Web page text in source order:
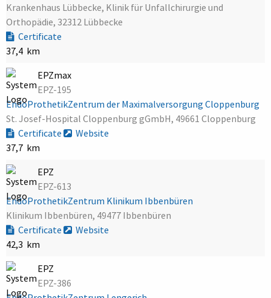
Krankenhaus Lübbecke, Klinik für Unfallchirurgie und
Orthopädie, 32312 Lübbecke
Certificate
37,4 km
EPZmax
EPZ-195
EndoProthetikZentrum der Maximalversorgung Cloppenburg
St. Josef-Hospital Cloppenburg gGmbH, 49661 Cloppenburg
Certificate
Website
37,7 km
EPZ
EPZ-613
EndoProthetikZentrum Klinikum Ibbenbüren
Klinikum Ibbenbüren, 49477 Ibbenbüren
Certificate
Website
42,3 km
EPZ
EPZ-386